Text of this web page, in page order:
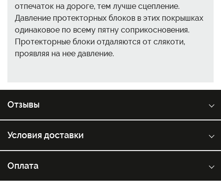
отпечаток на дороге, тем лучше сцепление.
Давление протекторных блоков в этих покрышках
одинаковое по всему пятну соприкосновения.
Протекторные блоки отдаляются от слякоти,
проявляя на нее давление.
Отзывы
Условия доставки
Оплата